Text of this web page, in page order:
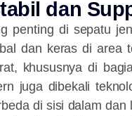
dan
penting di sepatu
dan keras di area
khususnya di
juga dibekali
di sisi dalam